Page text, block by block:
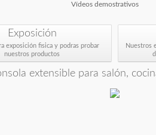
Vídeos demostrativos
Exposición
exposición fisica y podras probar
nuestros productos
Nuestros
extensible para salón,